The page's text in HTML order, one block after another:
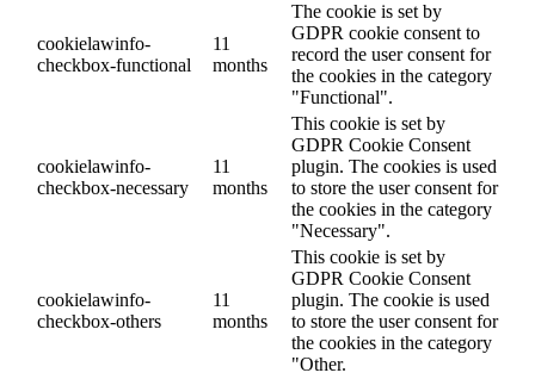
cookielawinfo-
checkbox-functional
11
months
The cookie is set by
GDPR cookie consent to
record the user consent for
the cookies in the category
"Functional".
cookielawinfo-
checkbox-necessary
11
months
This cookie is set by
GDPR Cookie Consent
plugin. The cookies is used
to store the user consent for
the cookies in the category
"Necessary".
cookielawinfo-
checkbox-others
11
months
This cookie is set by
GDPR Cookie Consent
plugin. The cookie is used
to store the user consent for
the cookies in the category
"Other.